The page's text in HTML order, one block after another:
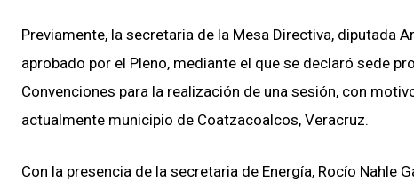
Previamente, la secretaria de la Mesa Directiva, diputada
aprobado por el Pleno, mediante el que se declaró sede
Convenciones para la realización de una sesión, con
actualmente municipio de Coatzacoalcos, Veracruz.
Con la presencia de la secretaria de Energía, Rocío